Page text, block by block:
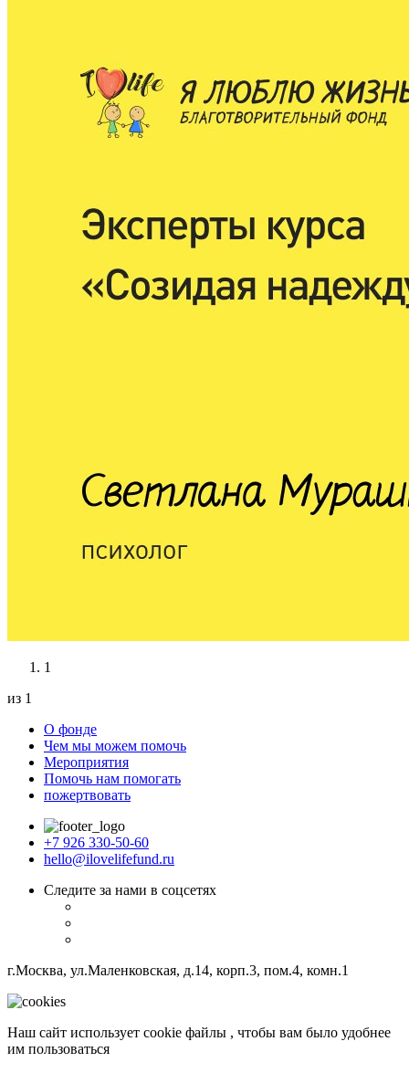
1
из 1
О фонде
Чем мы можем помочь
Мероприятия
Помочь нам помогать
пожертвовать
+7 926 330-50-60
hello@ilovelifefund.ru
Следите за нами в соцсетях
г.Москва, ул.Маленковская, д.14, корп.3, пом.4, комн.1
Наш сайт использует cookie файлы , чтобы вам было удобнее
им пользоваться